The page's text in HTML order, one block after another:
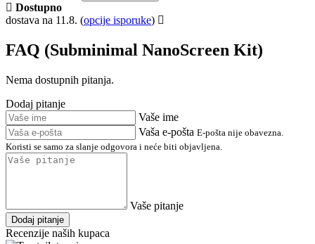
Dostupno
dostava na 11.8. (opcije isporuke)
FAQ (Subminimal NanoScreen Kit)
Nema dostupnih pitanja.
Dodaj pitanje
Vaše ime
Vaša e-pošta E-pošta nije obavezna.
Koristi se samo za slanje odgovora i neće biti objavljena.
Vaše pitanje
Dodaj pitanje
Recenzije naših kupaca